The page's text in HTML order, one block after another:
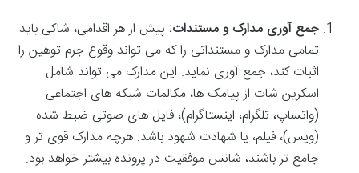
جمع آوری مدارک و مستندات: پیش از هر اقدامی، شاکی باید
تمامی مدارک و مستنداتی را که می تواند وقوع جرم توهین را
اثبات کند، جمع آوری نماید. این مدارک می تواند شامل
اسکرین شات از پیامک ها، مکالمات شبکه های اجتماعی
(واتساپ، تلگرام، اینستاگرام)، فایل های صوتی ضبط شده
(ویس)، فیلم، یا شهادت شهود باشد. هرچه مدارک قوی تر و
جامع تر باشند، شانس موفقیت در پرونده بیشتر خواهد بود.